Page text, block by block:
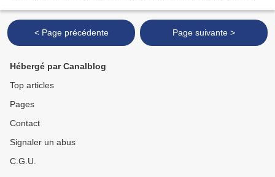
< Page précédente Page suivante >
Hébergé par Canalblog
Top articles
Pages
Contact
Signaler un abus
C.G.U.